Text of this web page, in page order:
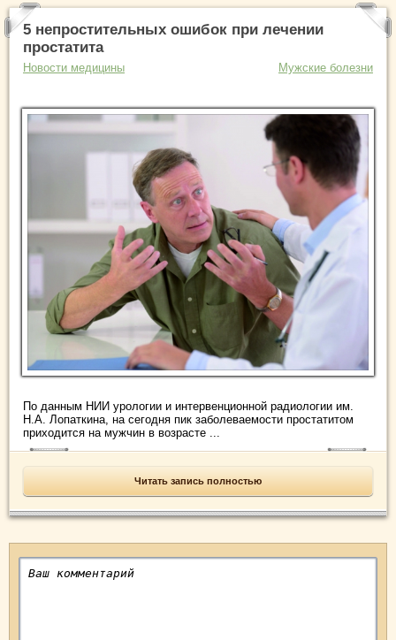
5 непростительных ошибок при лечении
простатита
Новости медицины Мужские болезни
По данным НИИ урологии и интервенционной радиологии им.
Н.А. Лопаткина, на сегодня пик заболеваемости простатитом
приходится на мужчин в возрасте ...
Читать запись полностью